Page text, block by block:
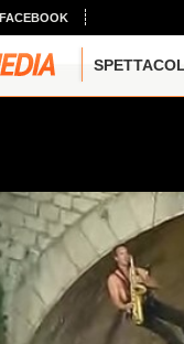
FACEBOOK